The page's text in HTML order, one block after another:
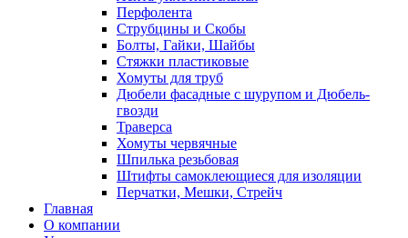
Перфолента
Струбцины и Скобы
Болты, Гайки, Шайбы
Стяжки пластиковые
Хомуты для труб
Дюбели фасадные с шурупом и Дюбель-
гвозди
Траверса
Хомуты червячные
Шпилька резьбовая
Штифты самоклеющиеся для изоляции
Перчатки, Мешки, Стрейч
Главная
О компании